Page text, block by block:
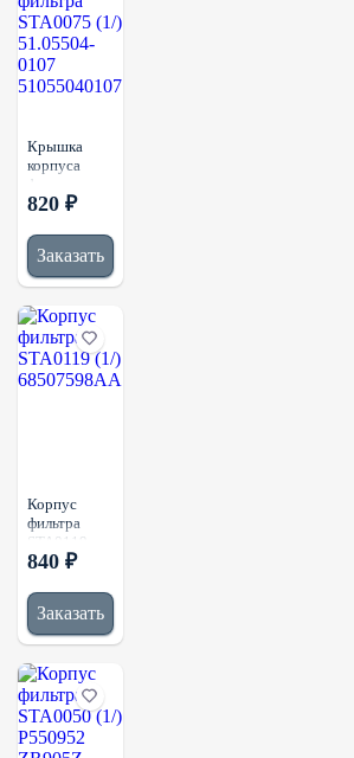
Крышка
корпуса
фильтра
STA0075
51.05504-
0107
51055040107
820 ₽
Заказать
Корпус
фильтра
STA0119
(1/)
840 ₽
Заказать